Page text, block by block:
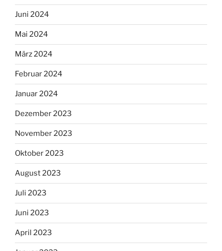
Juni 2024
Mai 2024
März 2024
Februar 2024
Januar 2024
Dezember 2023
November 2023
Oktober 2023
August 2023
Juli 2023
Juni 2023
April 2023